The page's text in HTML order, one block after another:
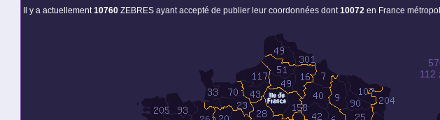
Il y a actuellement10760 ZEBRES ayant accepté de publier leur coordonnées dont10072 en France
112